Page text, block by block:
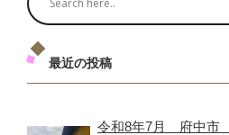
最近の投稿
令和8年7月 府中市